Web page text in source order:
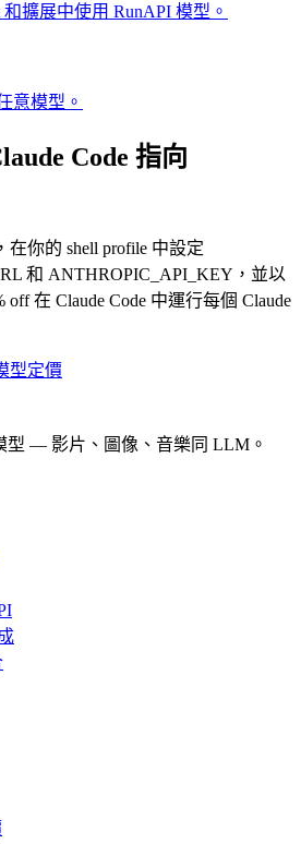
和擴展中使用 RunAPI 模型。
意模型。
Code 指向
在你的 shell profile 中設定
和 ANTHROPIC_API_KEY，並以
off 在 Claude Code 中運行每個 Claude
型定價
型 — 影片、圖像、音樂同 LLM。